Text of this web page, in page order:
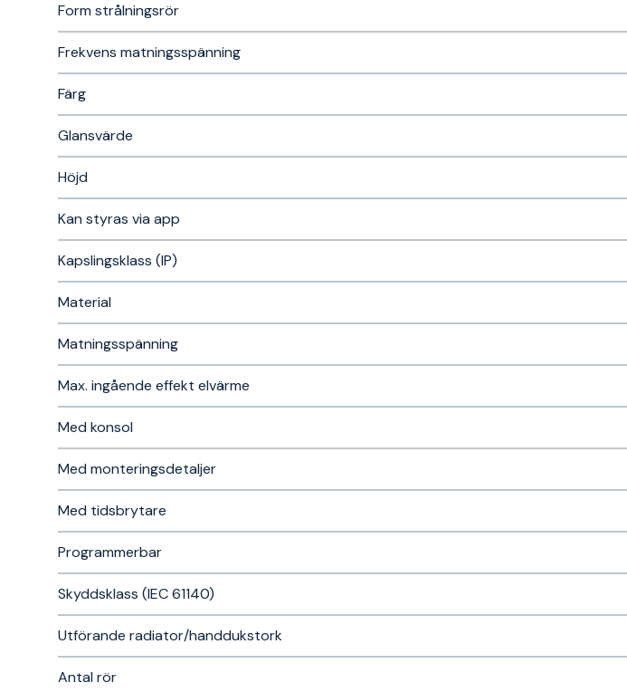
Form strålningsrör
Frekvens matningsspänning
Färg
Glansvärde
Höjd
Kan styras via app
Kapslingsklass (IP)
Material
Matningsspänning
Max. ingående effekt elvärme
Med konsol
Med monteringsdetaljer
Med tidsbrytare
Programmerbar
Skyddsklass (IEC 61140)
Utförande radiator/handdukstork
Antal rör